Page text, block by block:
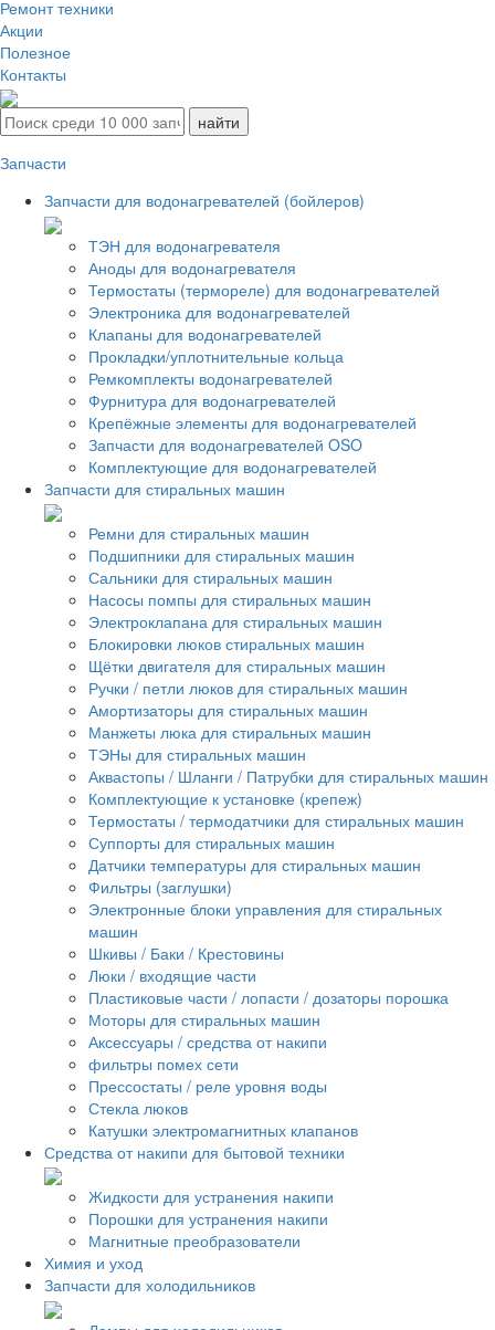
Ремонт техники
Акции
Полезное
Контакты
Запчасти
Запчасти для водонагревателей (бойлеров)
ТЭН для водонагревателя
Аноды для водонагревателя
Термостаты (термореле) для водонагревателей
Электроника для водонагревателей
Клапаны для водонагревателей
Прокладки/уплотнительные кольца
Ремкомплекты водонагревателей
Фурнитура для водонагревателей
Крепёжные элементы для водонагревателей
Запчасти для водонагревателей OSO
Комплектующие для водонагревателей
Запчасти для стиральных машин
Ремни для стиральных машин
Подшипники для стиральных машин
Сальники для стиральных машин
Насосы помпы для стиральных машин
Электроклапана для стиральных машин
Блокировки люков стиральных машин
Щётки двигателя для стиральных машин
Ручки / петли люков для стиральных машин
Амортизаторы для стиральных машин
Манжеты люка для стиральных машин
ТЭНы для стиральных машин
Аквастопы / Шланги / Патрубки для стиральных машин
Комплектующие к установке (крепеж)
Термостаты / термодатчики для стиральных машин
Суппорты для стиральных машин
Датчики температуры для стиральных машин
Фильтры (заглушки)
Электронные блоки управления для стиральных
машин
Шкивы / Баки / Крестовины
Люки / входящие части
Пластиковые части / лопасти / дозаторы порошка
Моторы для стиральных машин
Аксессуары / средства от накипи
фильтры помех сети
Прессостаты / реле уровня воды
Стекла люков
Катушки электромагнитных клапанов
Средства от накипи для бытовой техники
Жидкости для устранения накипи
Порошки для устранения накипи
Магнитные преобразователи
Химия и уход
Запчасти для холодильников